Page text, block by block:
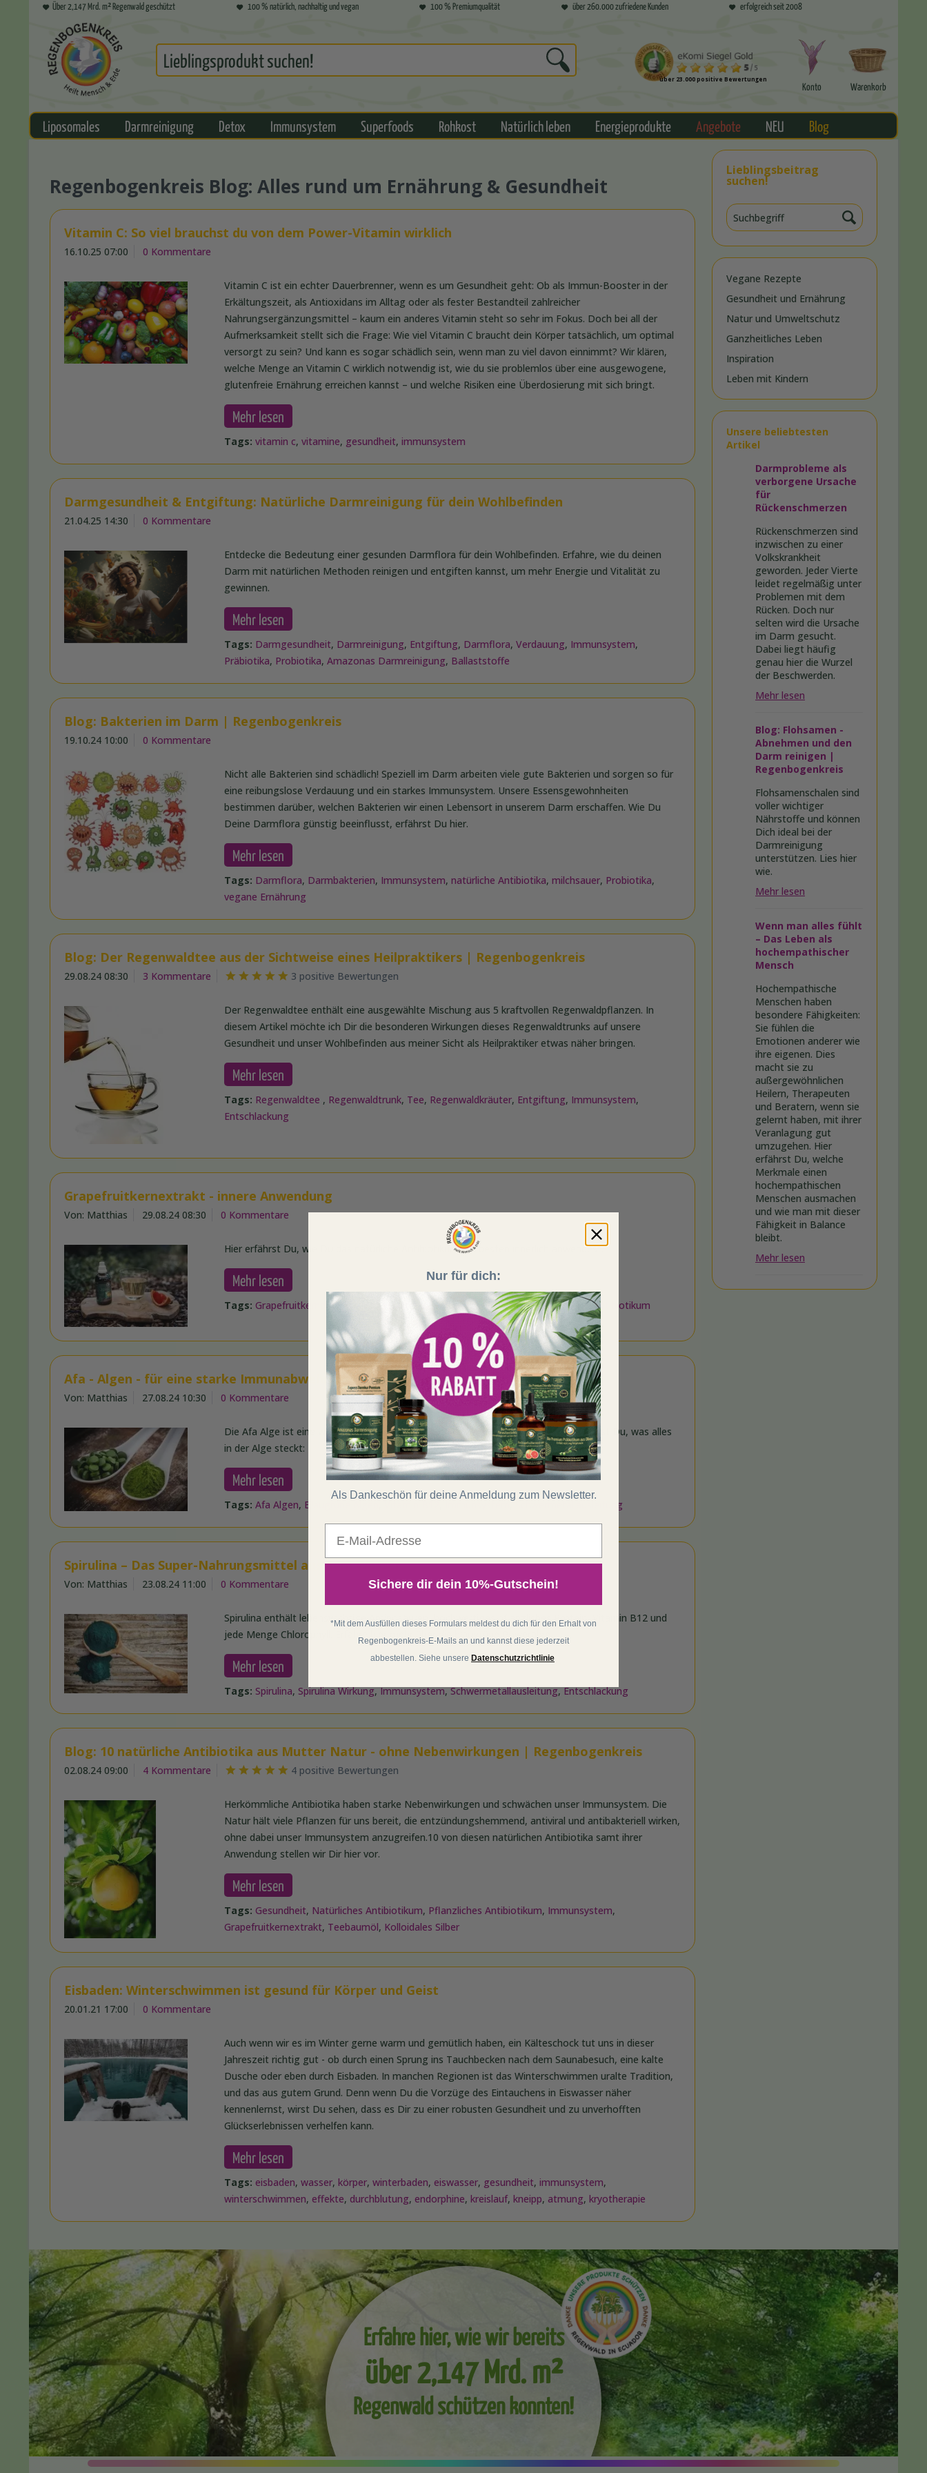
Über 2,147 Mrd. m² Regenwald geschützt 100 % natürlich, nachhaltig und vegan 100 % Premiumqualität über 260.000 zufriedene Kunden erfolgreich seit 2008
über 23.000 positive Bewertungen
Konto Warenkorb
Liposomales Darmreinigung Detox Immunsystem Superfoods Rohkost Natürlich leben Energieprodukte Angebote NEU Blog
Lieblingsbeitrag
suchen!
Vegane Rezepte
Gesundheit und Ernährung
Natur und Umweltschutz
Ganzheitliches Leben
Inspiration
Leben mit Kindern
Unsere beliebtesten
Artikel
Darmprobleme als
verborgene Ursache
für
Rückenschmerzen
Rückenschmerzen sind
inzwischen zu einer
Volkskrankheit
geworden. Jeder Vierte
leidet regelmäßig unter
Problemen mit dem
Rücken. Doch nur
selten wird die Ursache
im Darm gesucht.
Dabei liegt häufig
genau hier die Wurzel
der Beschwerden.
Mehr lesen
Blog: Flohsamen -
Abnehmen und den
Darm reinigen |
Regenbogenkreis
Flohsamenschalen sind
voller wichtiger
Nährstoffe und können
Dich ideal bei der
Darmreinigung
unterstützen. Lies hier
wie.
Mehr lesen
Wenn man alles fühlt
– Das Leben als
hochempathischer
Mensch
Hochempathische
Menschen haben
besondere Fähigkeiten:
Sie fühlen die
Emotionen anderer wie
ihre eigenen. Dies
macht sie zu
außergewöhnlichen
Heilern, Therapeuten
und Beratern, wenn sie
gelernt haben, mit ihrer
Veranlagung gut
umzugehen. Hier
erfährst Du, welche
Merkmale einen
hochempathischen
Menschen ausmachen
und wie man mit dieser
Fähigkeit in Balance
bleibt.
Mehr lesen
Regenbogenkreis Blog: Alles rund um Ernährung & Gesundheit
Vitamin C: So viel brauchst du von dem Power-Vitamin wirklich
16.10.25 07:00 0 Kommentare
Vitamin C ist ein echter Dauerbrenner, wenn es um Gesundheit geht: Ob als Immun-Booster in der
Erkältungszeit, als Antioxidans im Alltag oder als fester Bestandteil zahlreicher
Nahrungsergänzungsmittel – kaum ein anderes Vitamin steht so sehr im Fokus. Doch bei all der
Aufmerksamkeit stellt sich die Frage: Wie viel Vitamin C braucht dein Körper tatsächlich, um optimal
versorgt zu sein? Und kann es sogar schädlich sein, wenn man zu viel davon einnimmt? Wir klären,
welche Menge an Vitamin C wirklich notwendig ist, wie du sie problemlos über eine ausgewogene,
glutenfreie Ernährung erreichen kannst – und welche Risiken eine Überdosierung mit sich bringt.
Mehr lesen
Tags: vitamin c,vitamine, gesundheit,immunsystem
Darmgesundheit & Entgiftung: Natürliche Darmreinigung für dein Wohlbefinden
21.04.25 14:30 0 Kommentare
Entdecke die Bedeutung einer gesunden Darmflora für dein Wohlbefinden. Erfahre, wie du deinen
Darm mit natürlichen Methoden reinigen und entgiften kannst, um mehr Energie und Vitalität zu
gewinnen.
Mehr lesen
Tags: Darmgesundheit, Darmreinigung, Entgiftung, Darmflora,Verdauung, Immunsystem,
Präbiotika, Probiotika,Amazonas Darmreinigung, Ballaststoffe
Blog: Bakterien im Darm | Regenbogenkreis
19.10.24 10:00 0 Kommentare
Nicht alle Bakterien sind schädlich! Speziell im Darm arbeiten viele gute Bakterien und sorgen so für
eine reibungslose Verdauung und ein starkes Immunsystem. Unsere Essensgewohnheiten
bestimmen darüber, welchen Bakterien wir einen Lebensort in unserem Darm erschaffen. Wie Du
Deine Darmflora günstig beeinflusst, erfährst Du hier.
Mehr lesen
Tags: Darmflora, Darmbakterien, Immunsystem,natürliche Antibiotika,milchsauer, Probiotika,
vegane Ernährung
Blog: Der Regenwaldtee aus der Sichtweise eines Heilpraktikers | Regenbogenkreis
29.08.24 08:30 3 Kommentare 3 positive Bewertungen
Der Regenwaldtee enthält eine ausgewählte Mischung aus 5 kraftvollen Regenwaldpflanzen. In
diesem Artikel möchte ich Dir die besonderen Wirkungen dieses Regenwaldtrunks auf unsere
Gesundheit und unser Wohlbefinden aus meiner Sicht als Heilpraktiker etwas näher bringen.
Mehr lesen
Tags: Regenwaldtee , Regenwaldtrunk, Tee, Regenwaldkräuter, Entgiftung, Immunsystem,
Entschlackung
Grapefruitkernextrakt - innere Anwendung
Von: Matthias 29.08.24 08:30 0 Kommentare
Hier erfährst Du, wie Du das natürliche Antibiotikum am besten innerlich anwendest.
Mehr lesen
Tags: Grapefruitkernextrakt Immunsystem Darmflora, Entzündung,natürliches Antibiotikum
Afa - Algen - für eine starke Immunabwehr und ein langes Leben
Von: Matthias 27.08.24 10:30 0 Kommentare
Die Afa Alge ist eine wildwachsene Alge aus dem Klamathsee in Oregon. Hier erfährst Du, was alles
in der Alge steckt:
Mehr lesen
Tags: Afa Algen, Blaugrüne Algen , Schwermetallausleitung
Spirulina – Das Super-Nahrungsmittel aus dem Wasser
Von: Matthias 23.08.24 11:00 0 Kommentare
Spirulina enthält lebenswichtige Aminosäuren, hochwertiges pflanzliches Protein, Vitamin B12 und
jede Menge Chlorophyll. Erfahre hier mehr über die blaugrüne Poweralge.
Mehr lesen
Tags: Spirulina,Spirulina Wirkung,Immunsystem,Schwermetallausleitung,Entschlackung
Blog: 10 natürliche Antibiotika aus Mutter Natur - ohne Nebenwirkungen | Regenbogenkreis
02.08.24 09:00 4 Kommentare 4 positive Bewertungen
Herkömmliche Antibiotika haben starke Nebenwirkungen und schwächen unser Immunsystem. Die
Natur hält viele Pflanzen für uns bereit, die entzündungshemmend, antiviral und antibakteriell wirken,
ohne dabei unser Immunsystem anzugreifen.10 von diesen natürlichen Antibiotika samt ihrer
Anwendung stellen wir Dir hier vor.
Mehr lesen
Tags: Gesundheit, Natürliches Antibiotikum, Pflanzliches Antibiotikum, Immunsystem,
Grapefruitkernextrakt, Teebaumöl, Kolloidales Silber
Eisbaden: Winterschwimmen ist gesund für Körper und Geist
20.01.21 17:00 0 Kommentare
Auch wenn wir es im Winter gerne warm und gemütlich haben, ein Kälteschock tut uns in dieser
Jahreszeit richtig gut - ob durch einen Sprung ins Tauchbecken nach dem Saunabesuch, eine kalte
Dusche oder eben durch Eisbaden. In manchen Regionen ist das Winterschwimmen uralte Tradition,
und das aus gutem Grund. Denn wenn Du die Vorzüge des Eintauchens in Eiswasser näher
kennenlernst, wirst Du sehen, dass es Dir zu einer robusten Gesundheit und zu unverhofften
Glückserlebnissen verhelfen kann.
Mehr lesen
Tags: eisbaden,wasser,körper,winterbaden,eiswasser, gesundheit,immunsystem,
winterschwimmen,effekte, durchblutung,endorphine,kreislauf,kneipp,atmung,kryotherapie
Erfahre hier, wie wir bereits
über 2,147 Mrd. m²
Regenwald schützen konnten!
Nur für dich:
Als Dankeschön für deine Anmeldung zum Newsletter.
Sichere dir dein 10%-Gutschein!
*Mit dem Ausfüllen dieses Formulars meldest du dich für den Erhalt von
Regenbogenkreis-E-Mails an und kannst diese jederzeit
abbestellen. Siehe unsere Datenschutzrichtlinie